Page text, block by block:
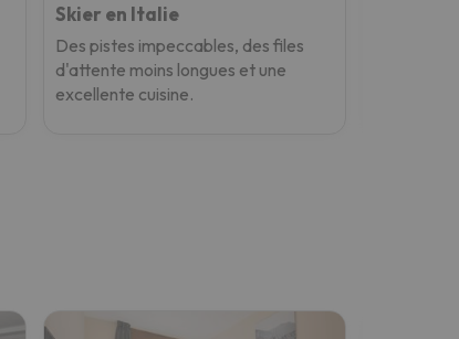
Skier en Italie
Des pistes impeccables, des files
d'attente moins longues et une
excellente cuisine.